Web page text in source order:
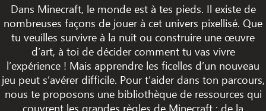
Dans Minecraft, le monde est à tes pieds. Il existe de
nombreuses façons de jouer à cet univers pixellisé. Que
tu veuilles survivre à la nuit ou construire une œuvre
d’art, à toi de décider comment tu vas vivre
l’expérience ! Mais apprendre les ficelles d’un nouveau
jeu peut s’avérer difficile. Pour t’aider dans ton parcours,
nous te proposons une bibliothèque de ressources qui
couvrent les grandes règles de Minecraft : de la